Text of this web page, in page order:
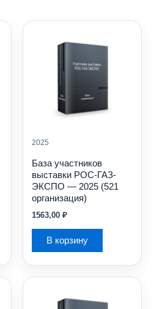
2025
База участников
выставки РОС-ГАЗ-
ЭКСПО — 2025 (521
организация)
1563,00 ₽
В корзину